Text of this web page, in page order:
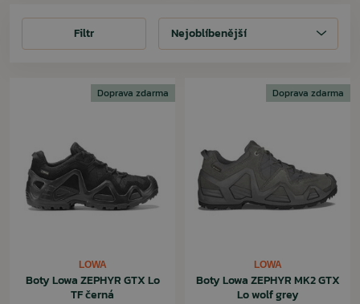
Filtr Nejoblíbenější
Doprava zdarma
LOWA
Boty Lowa ZEPHYR GTX Lo
TF černá
Doprava zdarma
LOWA
Boty Lowa ZEPHYR MK2 GTX
Lo wolf grey